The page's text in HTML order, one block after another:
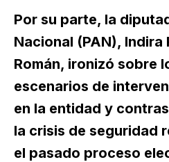
Por su parte, la
Nacional (PAN), Indira
Román, ironizó sobre
escenarios de
en la entidad y
la crisis de seguridad
el pasado proceso